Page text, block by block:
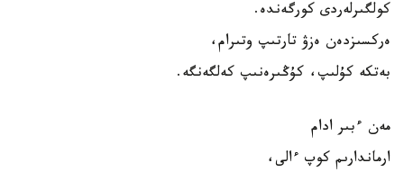
كولگىرلەردى كورگەندە.
ەركسىزدەن ەزۋ تارتىپ وتىرام،
بەتكە كۇلىپ، كۇڭىرەنىپ كەلگەنگە.
مەن ءبىر ادام
ارماندارىم كوپ ءالى،